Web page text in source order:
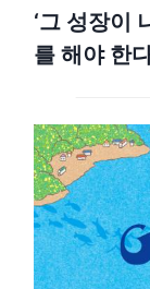
‘그 성장이
를 해야 한